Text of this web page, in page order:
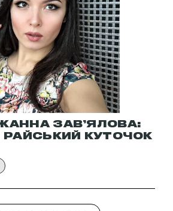
ЗАВ’ЯЛОВА:
РАЙСЬКИЙ КУТОЧОК